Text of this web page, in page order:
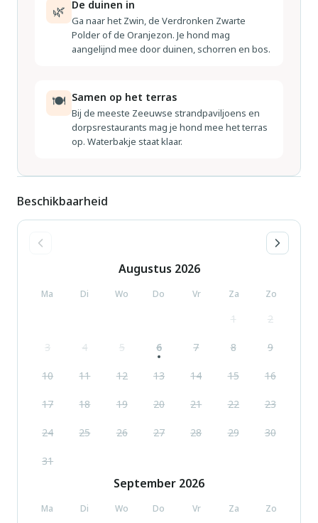
🌿 De duinen in
Ga naar het Zwin, de Verdronken Zwarte
Polder of de Oranjezon. Je hond mag
aangelijnd mee door duinen, schorren en bos.
🍽 Samen op het terras
Bij de meeste Zeeuwse strandpaviljoens en
dorpsrestaurants mag je hond mee het terras
op. Waterbakje staat klaar.
Beschikbaarheid
Augustus 2026
Ma Di Wo Do Vr Za Zo
1 2
3 4 5 6 7 8 9
10 11 12 13 14 15 16
17 18 19 20 21 22 23
24 25 26 27 28 29 30
31
September 2026
Ma Di Wo Do Vr Za Zo